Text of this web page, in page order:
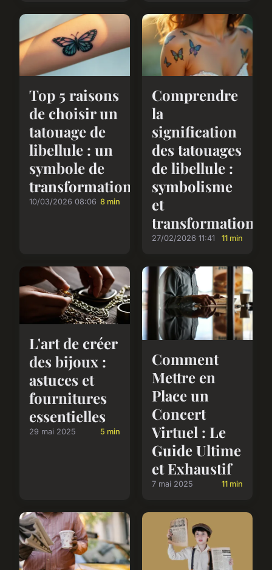
Top 5 raisons
de choisir un
tatouage de
libellule : un
symbole de
transformation
10/03/2026 08:06 8 min
Comprendre
la
signification
des tatouages
de libellule :
symbolisme
et
transformation
27/02/2026 11:41 11 min
L'art de créer
des bijoux :
astuces et
fournitures
essentielles
29 mai 2025 5 min
Comment
Mettre en
Place un
Concert
Virtuel : Le
Guide Ultime
et Exhaustif
7 mai 2025 11 min